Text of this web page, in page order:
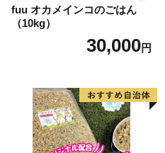
fuu オカメインコのごはん
（10kg）
30,000円